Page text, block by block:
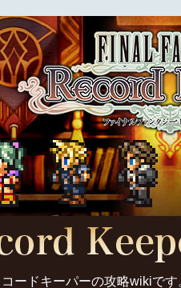
ードキーパーの攻略wikiで